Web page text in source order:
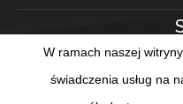
W ramach naszej
świadczenia usług na